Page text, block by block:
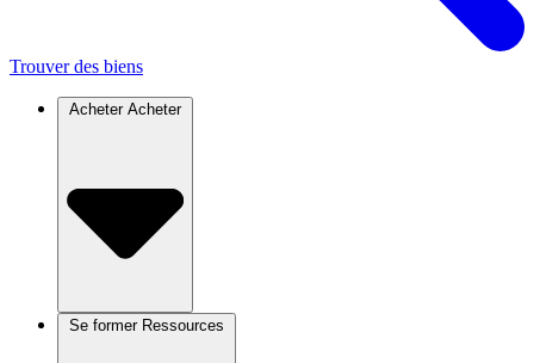
Trouver des biens
Acheter Acheter
Se former